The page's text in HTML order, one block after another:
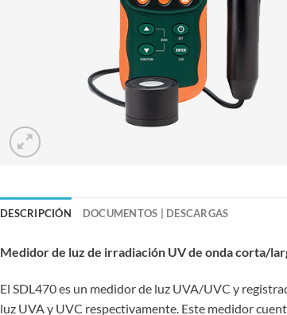
DESCRIPCIÓN DOCUMENTOS | DESCARGAS
Medidor de luz de irradiación UV de onda corta/
El SDL470 es un medidor de luz UVA/UVC y
luz UVA y UVC respectivamente. Este medidor